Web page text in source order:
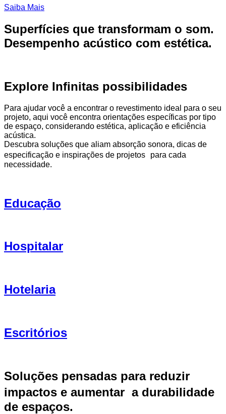
Saiba Mais
Superfícies que transformam o som.
Desempenho acústico com estética.
Explore Infinitas possibilidades
Para ajudar você a encontrar o revestimento ideal para o seu
projeto, aqui você encontra orientações específicas por tipo
de espaço, considerando estética, aplicação e eficiência
acústica.
Descubra soluções que aliam absorção sonora, dicas de
especificação e inspirações de projetos para cada
necessidade.
Educação
Hospitalar
Hotelaria
Escritórios
Soluções pensadas para reduzir
impactos e aumentar a durabilidade
de espaços.